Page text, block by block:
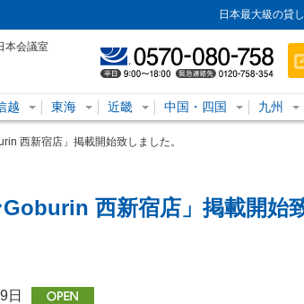
日本最大級の貸
本会議室
越 東海 近畿 中国・四国 九州
西新宿店」掲載開始致しました。
西新宿店」掲載開始
日